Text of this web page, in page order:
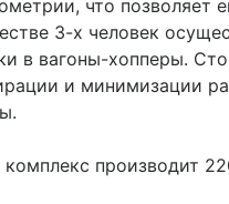
что позволяет
3-х человек
в вагоны-хопперы.
и минимизации
производит